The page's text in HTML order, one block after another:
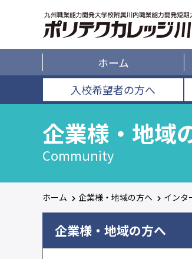
ホーム
入校希望者の方へ
企業様・地域
Community
ホーム 企業様・地域の方へ インタ
企業様・地域の方へ